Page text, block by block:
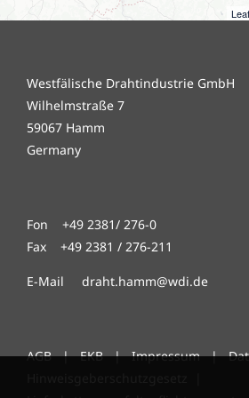
Westfälische Drahtindustrie GmbH
Wilhelmstraße 7
59067 Hamm
Germany
Fon +49 2381/ 276-0
Fax +49 2381 / 276-211
E-Mail draht.hamm@wdi.de
AGB|EKB|Impressum|